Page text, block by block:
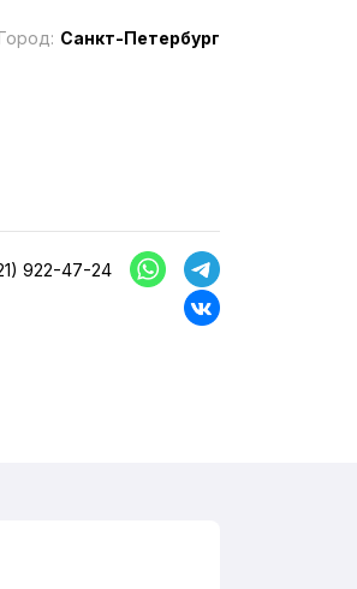
Город: Санкт-Петербург
922-47-24